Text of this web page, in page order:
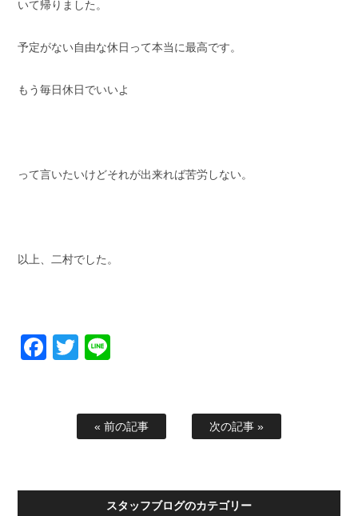
いて帰りました。
予定がない自由な休日って本当に最高です。
もう毎日休日でいいよ
って言いたいけどそれが出来れば苦労しない。
以上、二村でした。
Facebook
Twitter
« 前の記事 次の記事 »
スタッフブログのカテゴリー